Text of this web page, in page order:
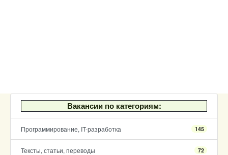
Вакансии по категориям:
Программирование, IT-разработка 145
Тексты, статьи, переводы 72